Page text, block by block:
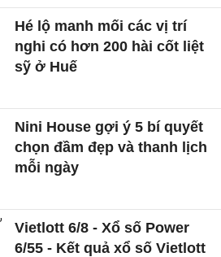
Hé lộ manh mối các vị trí
nghi có hơn 200 hài cốt liệt
sỹ ở Huế
Nini House gợi ý 5 bí quyết
chọn đầm đẹp và thanh lịch
mỗi ngày
Vietlott 6/8 - Xổ số Power
6/55 - Kết quả xổ số Vietlott